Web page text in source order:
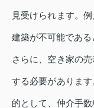
見受けられます。
建築が不可能である
さらに、空き家の
する必要がありま
的として、仲介手